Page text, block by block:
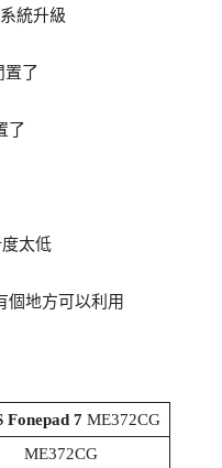
統升級
置了
了
太低
個地方可以利用
Fonepad 7 ME372CG
ME372CG